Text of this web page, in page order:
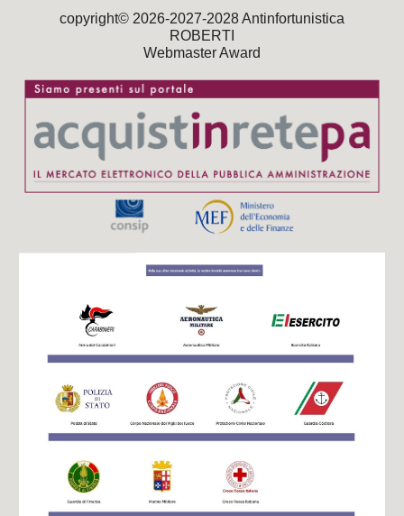
copyright© 2026-2027-2028 Antinfortunistica
ROBERTI
Webmaster Award